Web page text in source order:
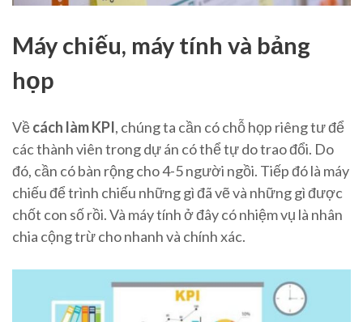
Máy chiếu, máy tính và bảng
họp
Vềcách làm KPI, chúng ta cần có chỗ họp riêng tư để
các thành viên trong dự án có thể tự do trao đổi. Do
đó, cần có bàn rộng cho 4-5 người ngồi. Tiếp đó là máy
chiếu để trình chiếu những gì đã vẽ và những gì được
chốt con số rồi. Và máy tính ở đây có nhiệm vụ là nhân
chia cộng trừ cho nhanh và chính xác.